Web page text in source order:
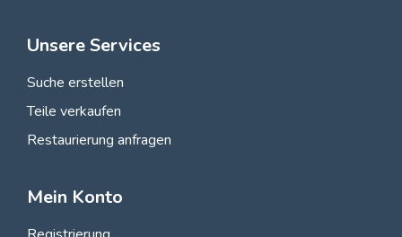
Unsere Services
Suche erstellen
Teile verkaufen
Restaurierung anfragen
Mein Konto